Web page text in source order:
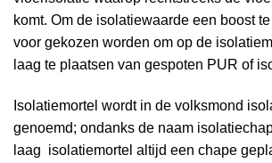
komt. Om de isolatiewaarde een boost
voor gekozen worden om op de
laag te plaatsen van gespoten PUR of
Isolatiemortel wordt in de volksmond
genoemd; ondanks de naam
laag isolatiemortel altijd een chape